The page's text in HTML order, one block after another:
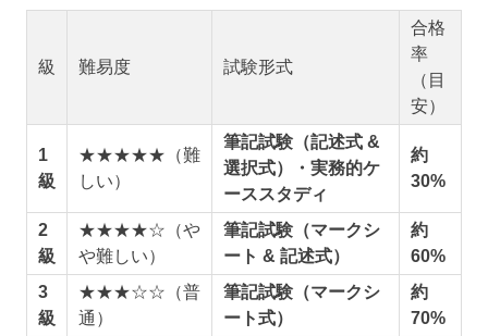
級 難易度 試験形式
合格
率
（目
安）
1
級
★★★★★（難
しい）
筆記試験（記述式 &
選択式）・実務的ケ
ーススタディ
約
30%
2
級
★★★★☆（や
や難しい）
筆記試験（マークシ
ート & 記述式）
約
60%
3
級
★★★☆☆（普
通）
筆記試験（マークシ
ート式）
約
70%